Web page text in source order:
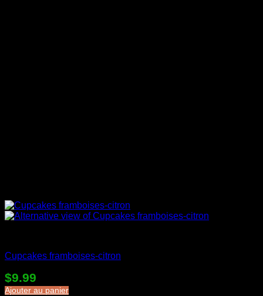
Cupcakes framboises-citron
$9.99
Ajouter au panier